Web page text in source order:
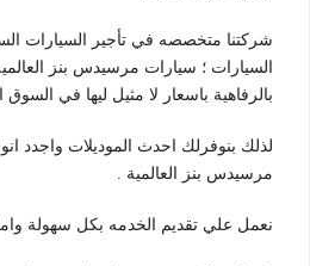
شركتنا متخصصه في تأجير السيارات
السيارات ؛ سيارات مرسيدس بنز
بالرفاهية باسعار لا مثيل ليها في
لذلك بنوفرلك احدث الموديلات واجدد
مرسيدس بنز العالمية .
نعمل علي تقديم الخدمه بكل سهولة